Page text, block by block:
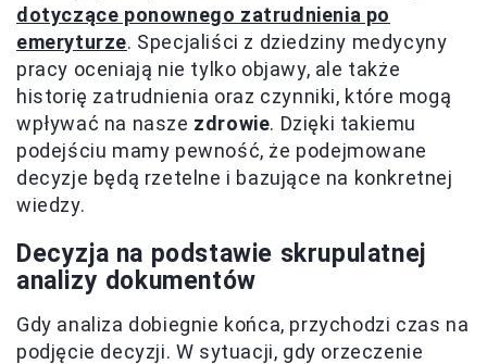
dotyczące ponownego zatrudnienia po
emeryturze. Specjaliści z dziedziny medycyny
pracy oceniają nie tylko objawy, ale także
historię zatrudnienia oraz czynniki, które mogą
wpływać na nasze zdrowie. Dzięki takiemu
podejściu mamy pewność, że podejmowane
decyzje będą rzetelne i bazujące na konkretnej
wiedzy.
Decyzja na podstawie skrupulatnej
analizy dokumentów
Gdy analiza dobiegnie końca, przychodzi czas na
podjęcie decyzji. W sytuacji, gdy orzeczenie